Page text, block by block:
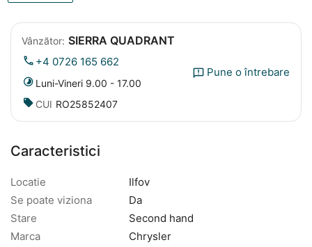
Vânzător: SIERRA QUADRANT
+4 0726 165 662
Luni-Vineri 9.00 - 17.00
CUI RO25852407
Pune o întrebare
Caracteristici
Locatie
Ilfov
Se poate viziona
Da
Stare
Second hand
Marca
Chrysler